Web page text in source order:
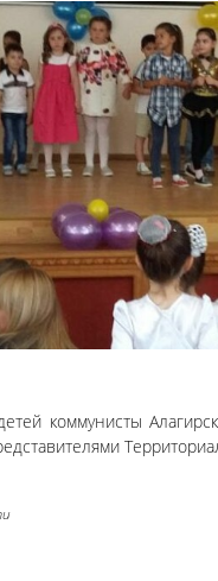
коммунисты